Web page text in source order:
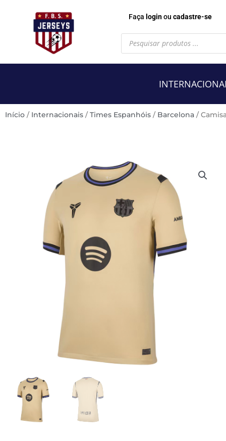
Faça loginou cadastre-se
Pesquisar
produtos
Início / Internacionais /Times Espanhóis / Barcelona /